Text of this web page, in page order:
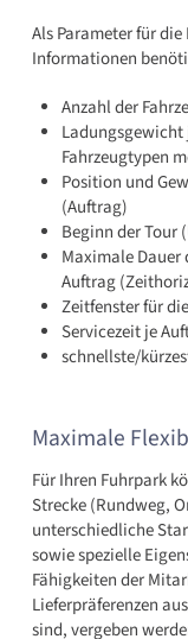
Als Parameter für
Informationen
Anzahl der
Ladungsgewicht
Fahrzeugtypen
Position und
(Auftrag)
Beginn der Tour
Maximale Dauer
Auftrag
Zeitfenster für
Servicezeit je
schnellste/
Maximale
Für Ihren Fuhrpark
Strecke (Rundweg,
unterschiedliche
sowie spezielle
Fähigkeiten der
Lieferpräferenzen
sind, vergeben